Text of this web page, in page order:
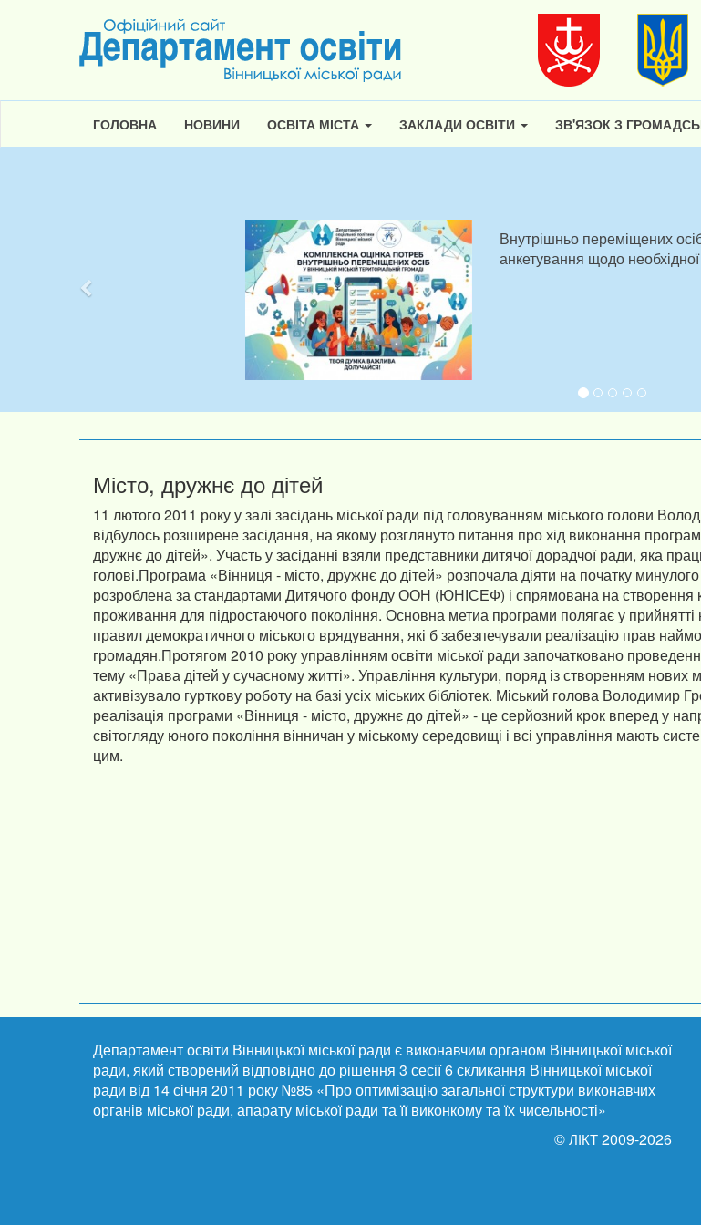
ГОЛОВНА НОВИНИ ОСВІТА МІСТА ЗАКЛАДИ ОСВІТИ ЗВ'ЯЗОК З
Внутрішньо переміщених
анкетування щодо
Місто, дружнє до дітей
11 лютого 2011 року у залі засідань міської ради під головуванням міського голови
відбулось розширене засідання, на якому розглянуто питання про хід виконання
дружнє до дітей». Участь у засіданні взяли представники дитячої дорадчої ради, яка
голові.Програма «Вінниця - місто, дружнє до дітей» розпочала діяти на початку
розроблена за стандартами Дитячого фонду ООН (ЮНІСЕФ) і спрямована на створення
проживання для підростаючого покоління. Основна метиа програми полягає у прийнятті
правил демократичного міського врядування, які б забезпечували реалізацію прав
громадян.Протягом 2010 року управлінням освіти міської ради започатковано
тему «Права дітей у сучасному житті». Управління культури, поряд із створенням
активізувало гурткову роботу на базі усіх міських бібліотек. Міський голова Володимир
реалізація програми «Вінниця - місто, дружнє до дітей» - це серйозний крок вперед у
світогляду юного покоління вінничан у міському середовищі і всі управління мають
цим.
Департамент освіти Вінницької міської ради є виконавчим органом Вінницької міської
ради, який створений відповідно до рішення 3 сесії 6 скликання Вінницької міської
ради від 14 січня 2011 року №85 «Про оптимізацію загальної структури виконавчих
органів міської ради, апарату міської ради та її виконкому та їх чисельності»
© ЛІКТ2009-2026